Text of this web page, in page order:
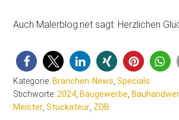
Auch Malerblog.net sagt: Herzlichen
Kategorie:Branchen-News ,Specials
Stichworte: 2024 ,Baugewerbe ,
Meister ,Stuckateur ZDB